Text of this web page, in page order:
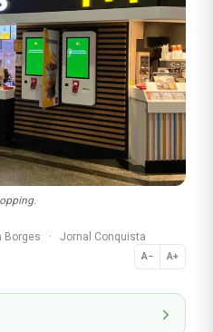
Borges · Jornal Conquista
A− A+
Normal